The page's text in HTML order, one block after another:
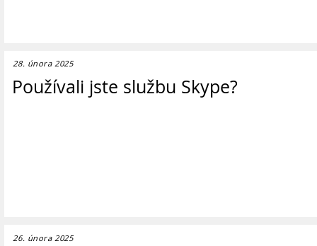
28. února 2025
Používali jste službu Skype?
26. února 2025